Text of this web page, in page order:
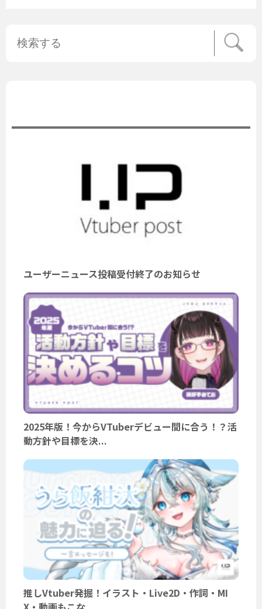
ユーザーニュース投稿受付終了のお知らせ
2025年版！今からVTuberデビュー間に合う！？活
動方針や目標を決...
推しVtuber発掘！イラスト・Live2D・作詞・MI